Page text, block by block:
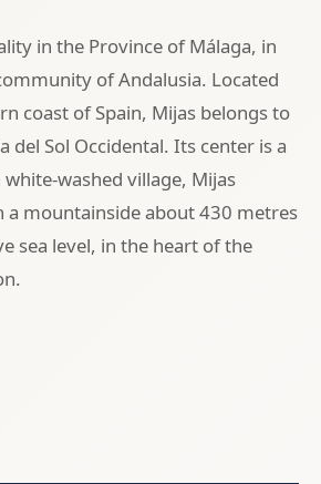
in the Province of Málaga, in
of Andalusia. Located
coast of Spain, Mijas belongs to
del Sol Occidental. Its center is a
washed village, Mijas
a mountainside about 430 metres
sea level, in the heart of the